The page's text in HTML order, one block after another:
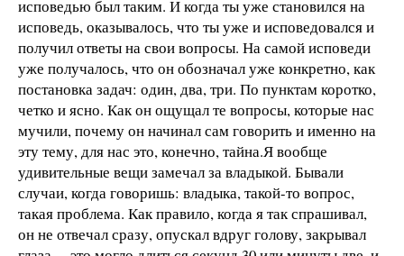
исповедью был таким. И когда ты уже становился на
исповедь, оказывалось, что ты уже и исповедовался и
получил ответы на свои вопросы. На самой исповеди
уже получалось, что он обозначал уже конкретно, как
постановка задач: один, два, три. По пунктам коротко,
четко и ясно. Как он ощущал те вопросы, которые нас
мучили, почему он начинал сам говорить и именно на
эту тему, для нас это, конечно, тайна.Я вообще
удивительные вещи замечал за владыкой. Бывали
случаи, когда говоришь: владыка, такой-то вопрос,
такая проблема. Как правило, когда я так спрашивал,
он не отвечал сразу, опускал вдруг голову, закрывал